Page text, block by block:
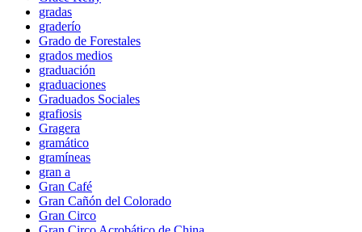
gradas
graderío
Grado de Forestales
grados medios
graduación
graduaciones
Graduados Sociales
grafiosis
Gragera
gramático
gramíneas
gran a
Gran Café
Gran Cañón del Colorado
Gran Circo